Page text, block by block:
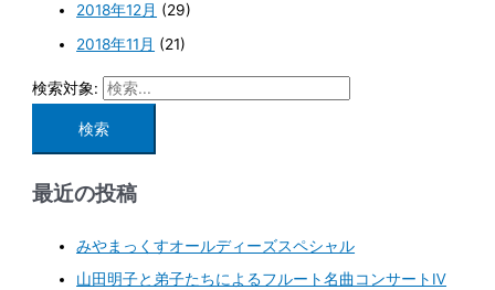
2018年12月 (29)
2018年11月 (21)
検索対象:
最近の投稿
みやまっくすオールディーズスペシャル
山田明子と弟子たちによるフルート名曲コンサートⅣ